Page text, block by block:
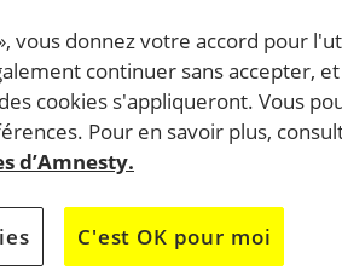
Depuis la prise de
n’ont plus le droit
Certaines fréquentent, à leurs
fuient au Pakistan en proie à
visa et le statut de réfugiée.
», vous donnez votre accord pour
continuer sans accepter,
cookies s'appliqueront. Vous
Pour en savoir plus,
d’Amnesty.
C'est OK pour moi